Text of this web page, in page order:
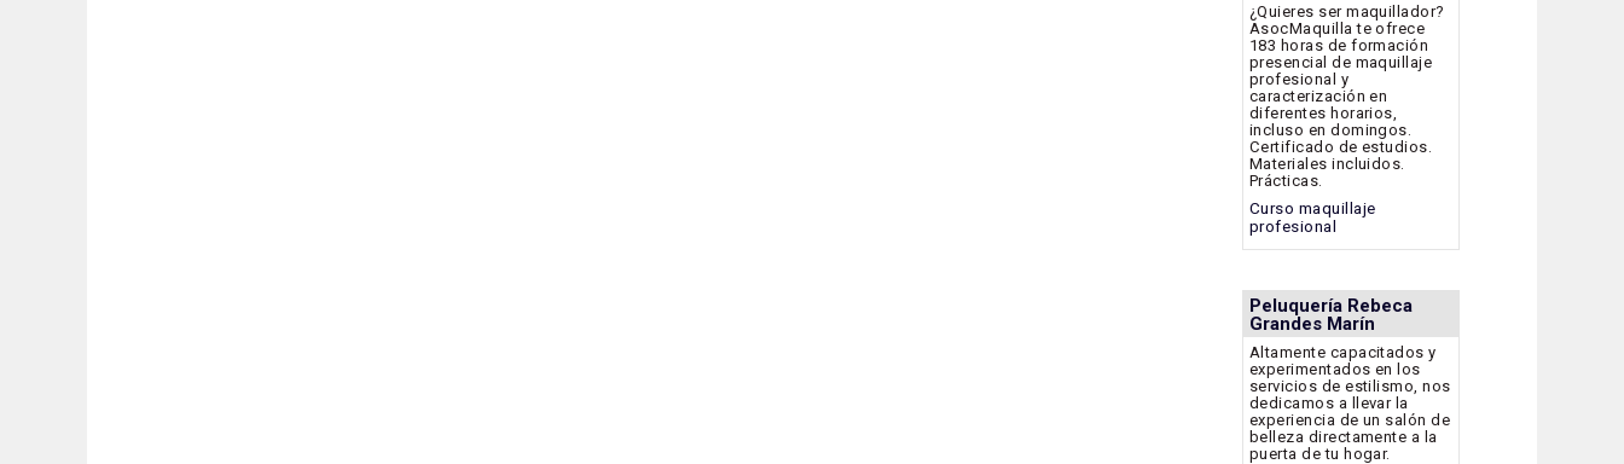
¿Quieres ser maquillador?
AsocMaquilla te ofrece
183 horas de formación
presencial de maquillaje
profesional y
caracterización en
diferentes horarios,
incluso en domingos.
Certificado de estudios.
Materiales incluidos.
Prácticas.
Curso maquillaje
profesional
Peluquería Rebeca
Grandes Marín
Altamente capacitados y
experimentados en los
servicios de estilismo, nos
dedicamos a llevar la
experiencia de un salón de
belleza directamente a la
puerta de tu hogar.